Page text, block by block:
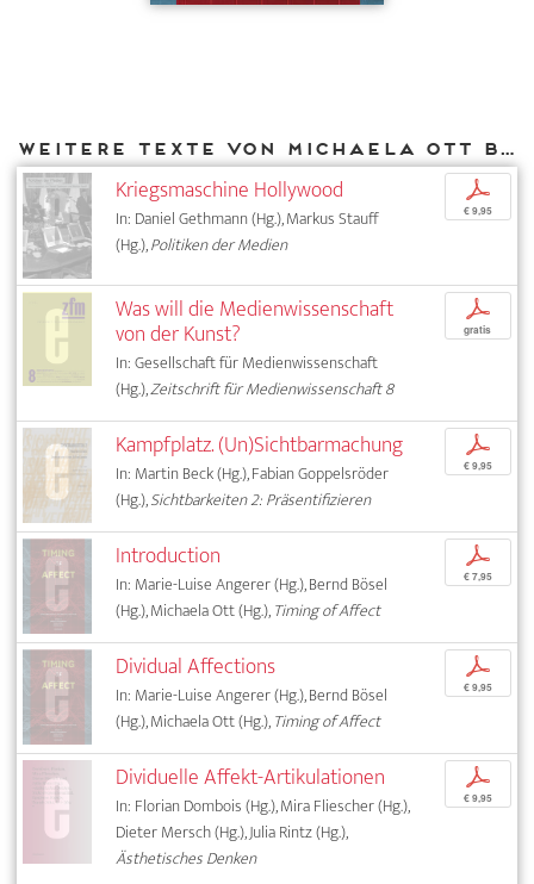
Weitere Texte von Michaela Ott bei DIAPHANES
Kriegsmaschine Hollywood
In: Daniel Gethmann (Hg.), Markus Stauff
(Hg.),Politiken der Medien
p
€ 9,95
Was will die Medienwissenschaft
von der Kunst?
In: Gesellschaft für Medienwissenschaft
(Hg.),Zeitschrift für Medienwissenschaft 8
p
gratis
Kampfplatz. (Un)Sichtbarmachung
In: Martin Beck (Hg.), Fabian Goppelsröder
(Hg.),Sichtbarkeiten 2: Präsentifizieren
p
€ 9,95
Introduction
In: Marie-Luise Angerer (Hg.), Bernd Bösel
(Hg.), Michaela Ott (Hg.),Timing of Affect
p
€ 7,95
Dividual Affections
In: Marie-Luise Angerer (Hg.), Bernd Bösel
(Hg.), Michaela Ott (Hg.),Timing of Affect
p
€ 9,95
Dividuelle Affekt-Artikulationen
In: Florian Dombois (Hg.), Mira Fliescher (Hg.),
Dieter Mersch (Hg.), Julia Rintz (Hg.),
Ästhetisches Denken
p
€ 9,95